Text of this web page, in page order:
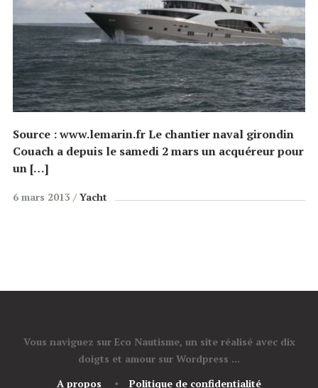
Source : www.lemarin.fr Le chantier naval girondin
Couach a depuis le samedi 2 mars un acquéreur pour
un […]
6 mars 2013 Yacht
Vous naviguez sur Eco Nautisme, un site réalisé avec dix
doigts et amour sur Wordpress ...
A propos
Politique de confidentialité